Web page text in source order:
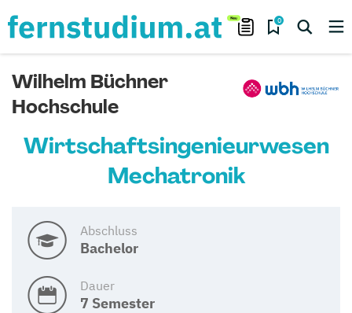
0
Wilhelm Büchner
Hochschule
Wirtschafts­ingenieur­wesen
Mechatronik
Abschluss
Bachelor
Dauer
7 Semester